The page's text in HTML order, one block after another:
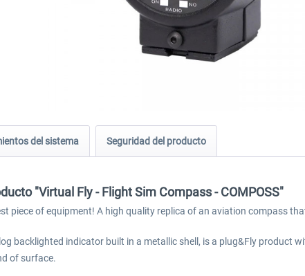
del sistema Seguridad del producto
"Virtual Fly - Flight Sim Compass - COMPOSS"
piece of equipment! A high quality replica of an aviation compass
backlighted indicator built in a metallic shell, is a plug&Fly product
of surface.